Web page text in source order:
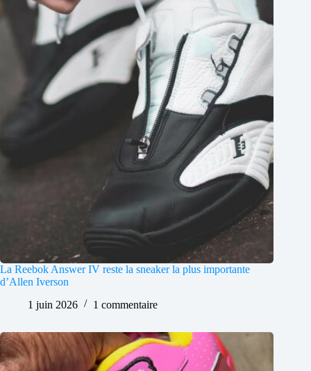
La Reebok Answer IV reste la sneaker la plus importante
d’Allen Iverson
1 juin 2026
1 commentaire